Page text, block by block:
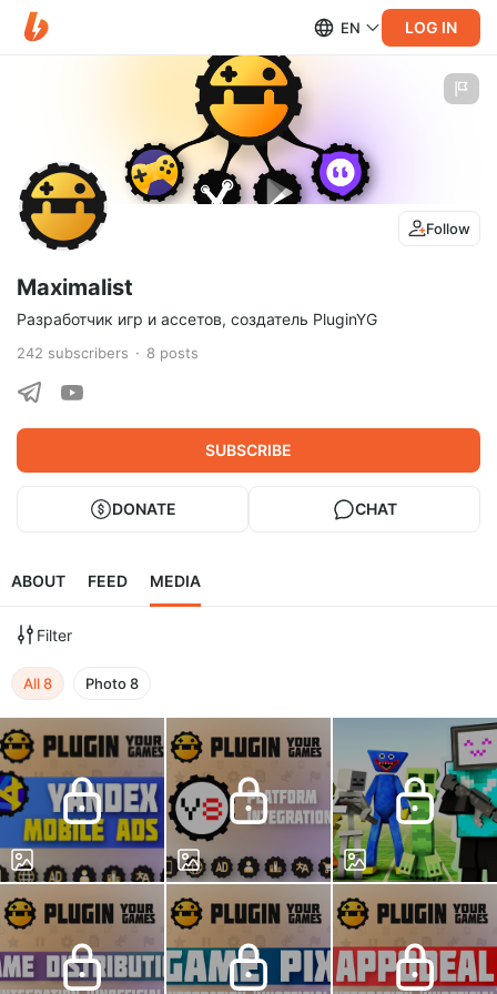
EN LOG IN
Follow
Maximalist
Разработчик игр и ассетов, создатель PluginYG
242 subscribers 8 posts
SUBSCRIBE
DONATE CHAT
ABOUT FEED MEDIA
Filter
All8 Photo8